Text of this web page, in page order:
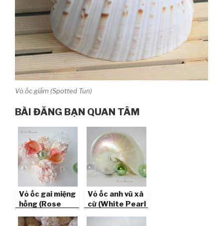
Vỏ ốc giấm (Spotted Tun)
BÀI ĐĂNG BẠN QUAN TÂM
Vỏ ốc gai miệng
hồng (Rose
Vỏ ốc anh vũ xà
cừ (White Pearl